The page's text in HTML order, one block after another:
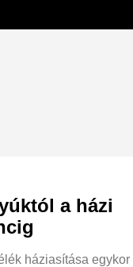
a házi
háziasítása egykor